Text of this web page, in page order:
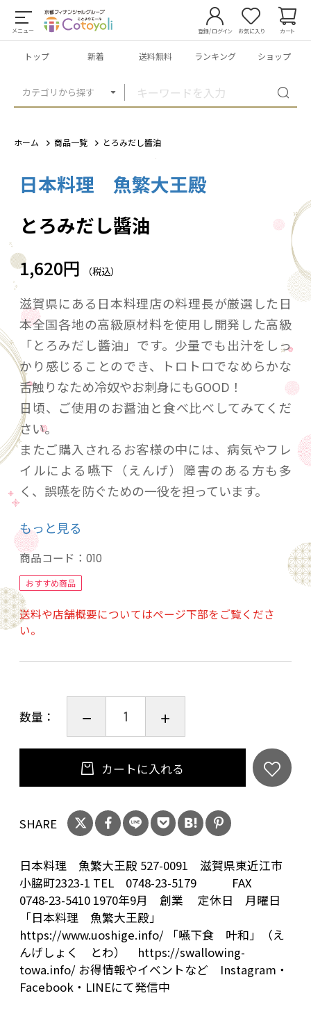
メニュー
カテゴリから探す
登録/ログイン お気に入り カート
トップ 新着 送料無料 ランキング ショップ
ホーム 商品一覧 とろみだし醬油
日本料理 魚繁大王殿
とろみだし醬油
1,620円 （税込）
滋賀県にある日本料理店の料理長が厳選した日
本全国各地の高級原材料を使用し開発した高級
「とろみだし醬油」です。少量でも出汁をしっ
かり感じることのでき、トロトロでなめらかな
舌触りなため冷奴やお刺身にもGOOD！
日頃、ご使用のお醤油と食べ比べしてみてくだ
さい。
またご購入されるお客様の中には、病気やフレ
イルによる嚥下（えんげ）障害のある方も多
く、誤嚥を防ぐための一役を担っています。
「薄いとろみ」
うすくち生醤油・本枯鰹節・利尻昆布・種子島
粗糖・愛知県本味醂 使用
もっと見る
商品コード： 010
おすすめ商品
送料や店舗概要についてはページ下部をご覧くださ
い。
数量：
カートに入れる
SHARE
日本料理 魚繁大王殿 527-0091 滋賀県東近江市
小脇町2323-1 TEL 0748-23-5179 FAX
0748-23-5410 1970年9月 創業 定休日 月曜日
「日本料理 魚繁大王殿」
https://www.uoshige.info/ 「嚥下食 叶和」（え
んげしょく とわ） https://swallowing-
towa.info/ お得情報やイベントなど Instagram・
Facebook・LINEにて発信中